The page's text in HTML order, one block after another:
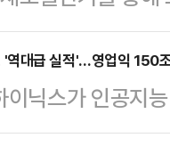
다고 밝혔다.강
관을 지낸 경험
민 일부가 아닌
해 설명했…
기 대권주자로 급
후광을 업은 집권
조적으로 여권은
경남도지사 등의
'역대급 실적'…영업익 150
닉스가 인공지
시 역대 최대 실